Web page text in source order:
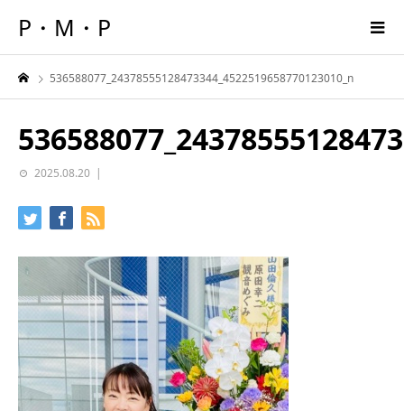
P・M・P
536588077_24378555128473344_4522519658770123010_n
2025.08.20